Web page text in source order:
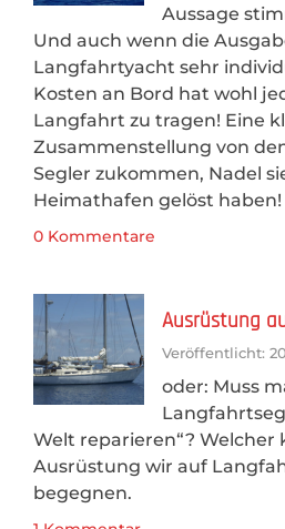
Aussage
Und auch wenn die
Langfahrtyacht sehr
Kosten an Bord hat wohl
Langfahrt zu tragen! Eine
Zusammenstellung von
Segler zukommen, Nadel
Heimathafen gelöst haben!
0 Kommentare
Ausrüstung
Veröffentlicht:
oder: Muss
Welt reparieren“? Welcher
Ausrüstung wir auf
begegnen.